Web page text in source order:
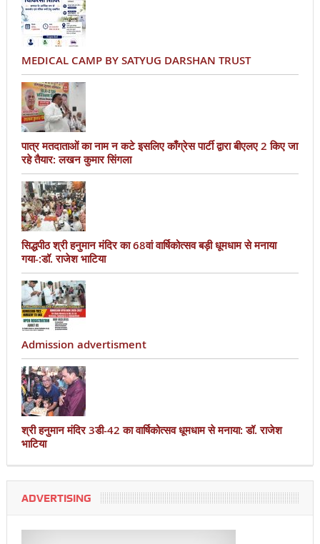
MEDICAL CAMP BY SATYUG DARSHAN TRUST
पात्र मतदाताओं का नाम न कटे इसलिए काँग्रेस पार्टी द्वारा बीएलए 2 किए जा
रहे तैयार: लखन कुमार सिंगला
सिद्धपीठ श्री हनुमान मंदिर का 68वां वार्षिकोत्सव बड़ी धूमधाम से मनाया
गया-:डॉ. राजेश भाटिया
Admission advertisment
श्री हनुमान मंदिर 3डी-42 का वार्षिकोत्सव धूमधाम से मनाया: डॉ. राजेश
भाटिया
ADVERTISING